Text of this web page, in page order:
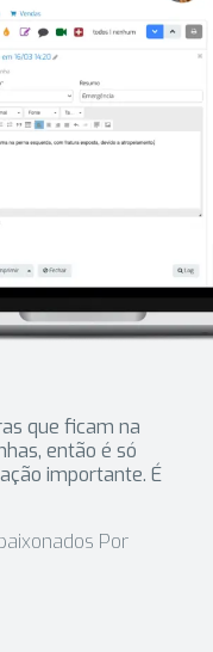
que ficam na
então é só
importante. É
Por